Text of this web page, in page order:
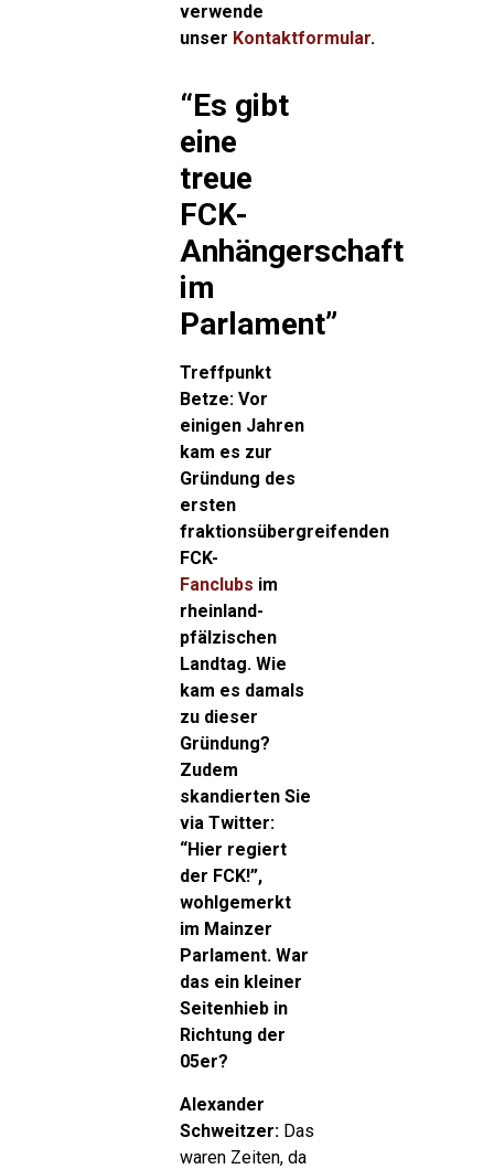
verwende
unser Kontaktformular.
“Es gibt
eine
treue
FCK-
Anhängerschaft
im
Parlament”
Treffpunkt
Betze: Vor
einigen Jahren
kam es zur
Gründung des
ersten
fraktionsübergreifenden
FCK-
Fanclubs im
rheinland-
pfälzischen
Landtag. Wie
kam es damals
zu dieser
Gründung?
Zudem
skandierten Sie
via Twitter:
“Hier regiert
der FCK!”,
wohlgemerkt
im Mainzer
Parlament. War
das ein kleiner
Seitenhieb in
Richtung der
05er?
Alexander
Schweitzer:Das
waren Zeiten, da